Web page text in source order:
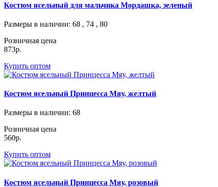
Костюм ясельный для мальчика Мордашка, зеленый
Размеры в наличии: 68 , 74 , 80
Розничная цена
873р.
Купить оптом
Костюм ясельный Принцесса Мяу, желтый
Размеры в наличии: 68
Розничная цена
560р.
Купить оптом
Костюм ясельный Принцесса Мяу, розовый